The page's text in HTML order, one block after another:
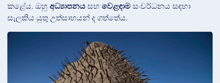
කළේය. ඔහු අධ්‍යාපනය සහ වෙළඳාම සංවර්ධනය සඳහා
සැලකිය යුතු උත්සාහයන් ද ගත්තේය.